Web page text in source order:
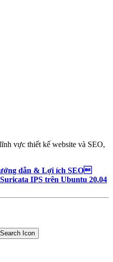
vực thiết kế website và SEO,
dẫn & Lợi ích SEO
IPS trên Ubuntu 20.04